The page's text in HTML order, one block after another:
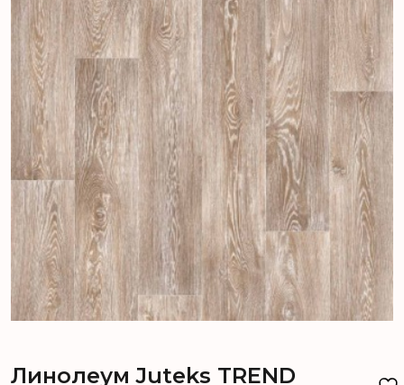
Линолеум Juteks TREND